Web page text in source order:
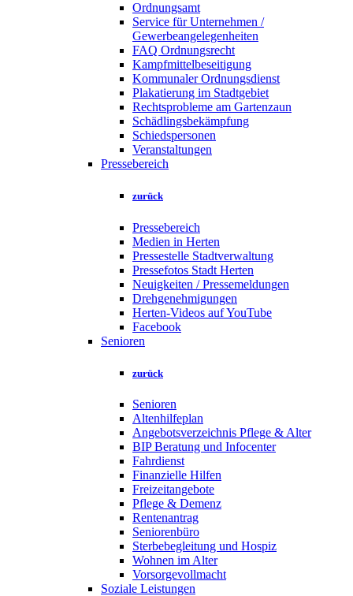
Ordnungsamt
Service für Unternehmen /
Gewerbeangelegenheiten
FAQ Ordnungsrecht
Kampfmittelbeseitigung
Kommunaler Ordnungsdienst
Plakatierung im Stadtgebiet
Rechtsprobleme am Gartenzaun
Schädlingsbekämpfung
Schiedspersonen
Veranstaltungen
Pressebereich
zurück
Pressebereich
Medien in Herten
Pressestelle Stadtverwaltung
Pressefotos Stadt Herten
Neuigkeiten / Pressemeldungen
Drehgenehmigungen
Herten-Videos auf YouTube
Facebook
Senioren
zurück
Senioren
Altenhilfeplan
Angebotsverzeichnis Pflege & Alter
BIP Beratung und Infocenter
Fahrdienst
Finanzielle Hilfen
Freizeitangebote
Pflege & Demenz
Rentenantrag
Seniorenbüro
Sterbebegleitung und Hospiz
Wohnen im Alter
Vorsorgevollmacht
Soziale Leistungen